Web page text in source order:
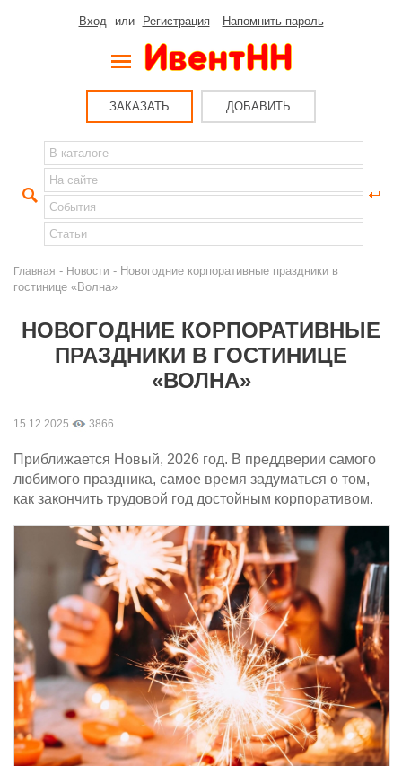
Вход или Регистрация Напомнить пароль
ЗАКАЗАТЬ ДОБАВИТЬ
Главная - Новости - Новогодние корпоративные праздники в
гостинице «Волна»
НОВОГОДНИЕ КОРПОРАТИВНЫЕ
ПРАЗДНИКИ В ГОСТИНИЦЕ
«ВОЛНА»
15.12.2025 3866
Приближается Новый, 2026 год. В преддверии самого
любимого праздника, самое время задуматься о том,
как закончить трудовой год достойным корпоративом.